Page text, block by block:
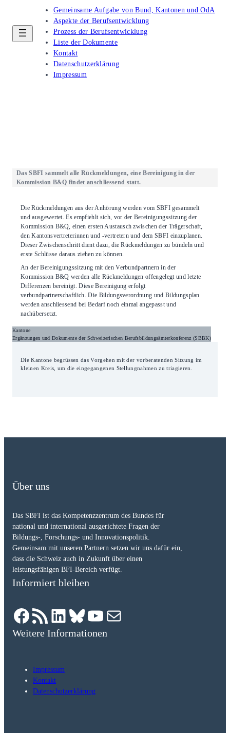
Gemeinsame Aufgabe von Bund, Kantonen und OdA
Aspekte der Berufsentwicklung
Prozess der Berufsentwicklung
Liste der Dokumente
Kontakt
Datenschutzerklärung
Impressum
Das SBFI sammelt alle Rückmeldungen, eine Bereinigung in der
Kommission B&Q findet anschliessend statt.
Die Rückmeldungen aus der Anhörung werden vom SBFI gesammelt
und ausgewertet. Es empfiehlt sich, vor der Bereinigungssitzung der
Kommission B&Q, einen ersten Austausch zwischen der Trägerschaft,
den Kantonsvertreterinnen und -vertretern und dem SBFI einzuplanen.
Dieser Zwischenschritt dient dazu, die Rückmeldungen zu bündeln und
erste Schlüsse daraus ziehen zu können.
An der Bereinigungssitzung mit den Verbundpartnern in der
Kommission B&Q werden alle Rückmeldungen offengelegt und letzte
Differenzen bereinigt. Diese Bereinigung erfolgt
verbundpartnerschaftlich. Die Bildungsverordnung und Bildungsplan
werden anschliessend bei Bedarf noch einmal angepasst und
nachübersetzt.
Kantone
Ergänzungen und Dokumente der Schweizerischen Berufsbildungsämterkonferenz (SBBK)
Die Kantone begrüssen das Vorgehen mit der vorberatenden Sitzung im
kleinen Kreis, um die eingegangenen Stellungnahmen zu triagieren.
Über uns
Das SBFI ist das Kompetenzzentrum des Bundes für
national und international ausgerichtete Fragen der
Bildungs-, Forschungs- und Innovationspolitik.
Gemeinsam mit unseren Partnern setzen wir uns dafür ein,
dass die Schweiz auch in Zukunft über einen
leistungsfähigen BFI-Bereich verfügt.
Informiert bleiben
Facebook RSS-Feed LinkedIn Bluesky YouTube E-Mail
Weitere Informationen
Impressum
Kontakt
Datenschutzerklärung